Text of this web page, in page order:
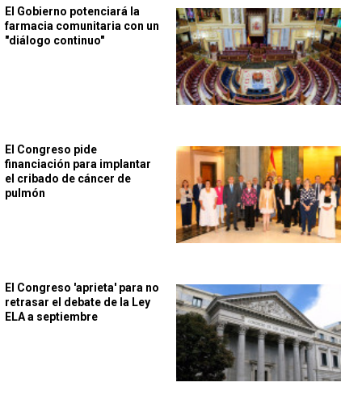
El Gobierno potenciará la
farmacia comunitaria con un
"diálogo continuo"
El Congreso pide
financiación para implantar
el cribado de cáncer de
pulmón
El Congreso 'aprieta' para no
retrasar el debate de la Ley
ELA a septiembre